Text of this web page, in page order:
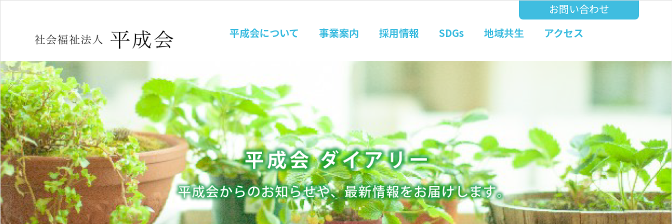
お問い合わせ
平成会について
事業案内 採用情報 SDGs 地域共生 アクセス